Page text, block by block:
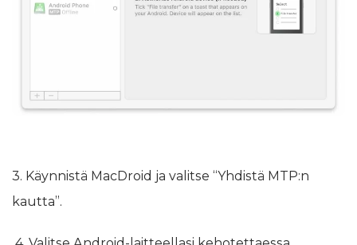
3. Käynnistä MacDroid ja valitse “Yhdistä MTP:n
kautta”.